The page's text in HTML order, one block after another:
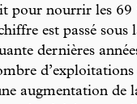
pour nourrir les 69
est passé sous
dernières
d’exploitations
augmentation de